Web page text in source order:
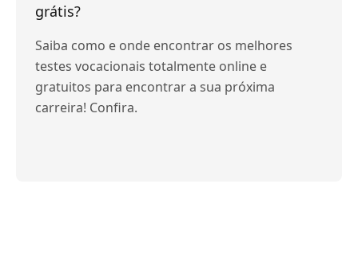
grátis?
Saiba como e onde encontrar os melhores
testes vocacionais totalmente online e
gratuitos para encontrar a sua próxima
carreira! Confira.